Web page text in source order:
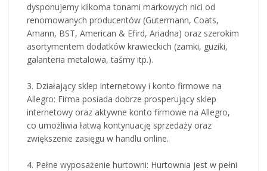
dysponujemy kilkoma tonami markowych nici od
renomowanych producentów (Gutermann, Coats,
Amann, BST, American & Efird, Ariadna) oraz szerokim
asortymentem dodatków krawieckich (zamki, guziki,
galanteria metalowa, taśmy itp.).
3. Działający sklep internetowy i konto firmowe na
Allegro: Firma posiada dobrze prosperujący sklep
internetowy oraz aktywne konto firmowe na Allegro,
co umożliwia łatwą kontynuację sprzedaży oraz
zwiększenie zasięgu w handlu online.
4. Pełne wyposażenie hurtowni: Hurtownia jest w pełni